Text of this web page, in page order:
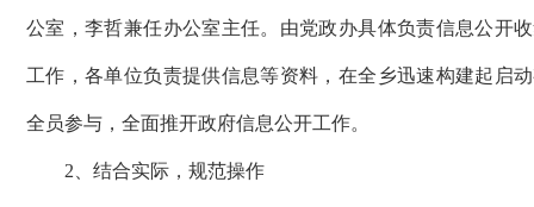
公室，李哲兼任办公室主任。由党政办具体负责信息公开
工作，各单位负责提供信息等资料，在全乡迅速构建起启
全员参与，全面推开政府信息公开工作。
2、结合实际，规范操作